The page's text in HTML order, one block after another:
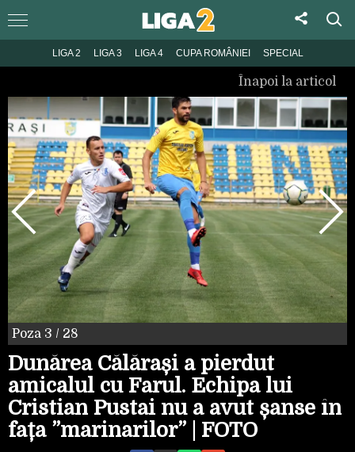
LIGA 2 LIGA 3 LIGA 4 CUPA ROMÂNIEI SPECIAL
Înapoi la articol
Poza 3 / 28
Dunărea Călărași a pierdut
amicalul cu Farul. Echipa lui
Cristian Pustai nu a avut șanse în
fața ”marinarilor” | FOTO